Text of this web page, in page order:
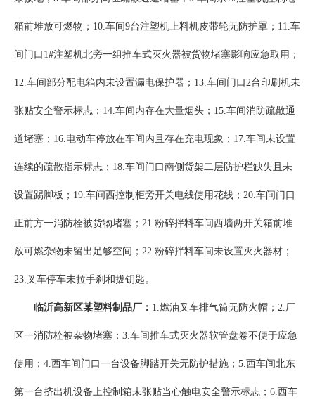
箱前堆放可燃物；10.车间9台注塑机上料机皮带轮无防护罩；11.车
间门口1#注塑机北旁一组推车式灭火器被货物堵塞影响应急取用；
12.车间部分配电箱内未设置漏电保护器；13.车间门口2台印刷机未
张贴安全警示标志；14.车间内存在大量烟头；15.车间消防疏散通
道堵塞；16.电动车停放在车间内且存在充电现象；17.车间未设置
连续的疏散指示标志；18.车间门口南侧货架二层防护栏缺失且未
设置踢脚板；19.车间西控制柜旁开关电线使用花线；20.车间门口
正前方一消防栓被货物堵塞；21.粉碎拌料车间西墙两开关箱前堆
放可燃杂物未留出足够空间；22.粉碎拌料车间未设置灭火器材；
23.叉车停车未拉手刹和拔钥匙。
临沂高新区某塑料制品厂： 1.燃油叉车排气筒无防火帽；2.厂
区一消防栓被杂物堵塞；3.车间推车式灭火器软管盘卷不便于应急
使用；4.西车间门口一台设备脚踏开关无防护措施；5.西车间北东
第一台挤出机设备上控制箱未张贴当心触电安全警示标志；6.西车